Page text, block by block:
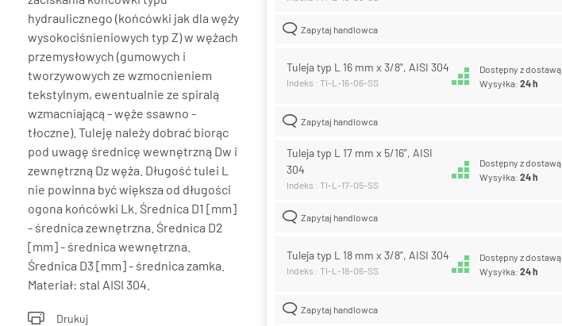
hydraulicznego (końcówki jak dla węży
wysokociśnieniowych typ Z) w wężach
przemysłowych (gumowych i
tworzywowych ze wzmocnieniem
tekstylnym, ewentualnie ze spiralą
wzmacniającą - węże ssawno -
tłoczne). Tuleję należy dobrać biorąc
pod uwagę średnicę wewnętrzną Dw i
zewnętrzną Dz węża. Długość tulei L
nie powinna być większa od długości
ogona końcówki Lk. Średnica D1 [mm]
- średnica zewnętrzna. Średnica D2
[mm] - średnica wewnętrzna.
Średnica D3 [mm] - średnica zamka.
Materiał: stal AISI 304.
Drukuj
Zapytaj handlowca
Tuleja typ L 16 mm x 3/8", AISI 304
Indeks : TI-L-16-06-SS
Dostępny z dostawą
Wysyłka:24 h
Zapytaj handlowca
Tuleja typ L 17 mm x 5/16", AISI
304
Indeks : TI-L-17-05-SS
Dostępny z dostawą
Wysyłka:24 h
Zapytaj handlowca
Tuleja typ L 18 mm x 3/8", AISI 304
Indeks : TI-L-18-06-SS
Dostępny z dostawą
Wysyłka:24 h
Zapytaj handlowca